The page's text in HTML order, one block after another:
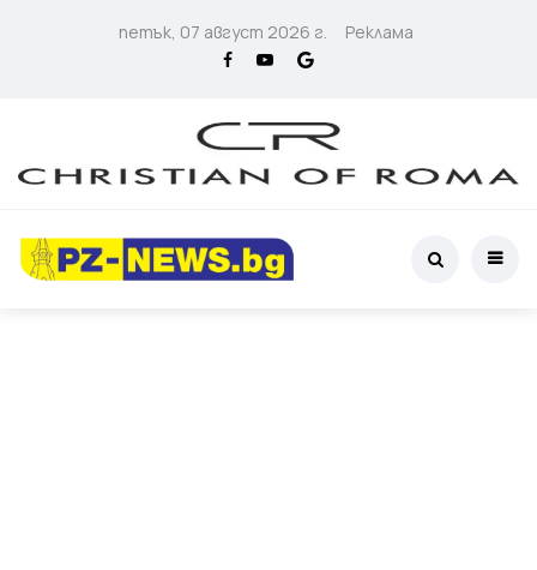
петък, 07 август 2026 г. Реклама